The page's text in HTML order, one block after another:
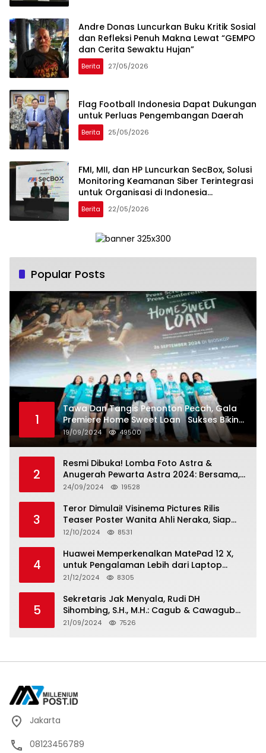
Andre Donas Luncurkan Buku Kritik Sosial
dan Refleksi Penuh Makna Lewat “GEMPO
dan Cerita Sewaktu Hujan”
Berita 27/05/2026
Flag Football Indonesia Dapat Dukungan
untuk Perluas Pengembangan Daerah
Berita 25/05/2026
FMI, MII, dan HP Luncurkan SecBox, Solusi
Monitoring Keamanan Siber Terintegrasi
untuk Organisasi di Indonesia
Memperkuat visibilitas, monitoring, dan
respons ancaman Siber secara terpusat
Berita 22/05/2026
Popular Posts
1
Tawa Dan Tangis Penonton Pecah, Gala
Premiere Home Sweet Loan Sukses Bikin
Penonton Lihat Diri Sendiri di Layar
19/09/2024 49500
2
Resmi Dibuka! Lomba Foto Astra &
Anugerah Pewarta Astra 2024: Bersama,
Berkarya, Berkelanjutan
24/09/2024 19528
3
Teror Dimulai! Visinema Pictures Rilis
Teaser Poster Wanita Ahli Neraka, Siap
Tayang di Bioskop 14 November 2024
12/10/2024 8531
4
Huawei Memperkenalkan MatePad 12 X,
untuk Pengalaman Lebih dari Laptop
dengan Layar Ultra Bright dan Desain
Standar Baru untuk Produktivitas di Mana
Saja
21/12/2024 8305
5
Sekretaris Jak Menyala, Rudi DH
Sihombing, S.H., M.H.: Cagub & Cawagub
DKI Jakarta Pramono Anung dan Rano
21/09/2024 7526
Jakarta
08123456789